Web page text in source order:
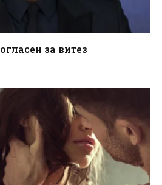
за витез